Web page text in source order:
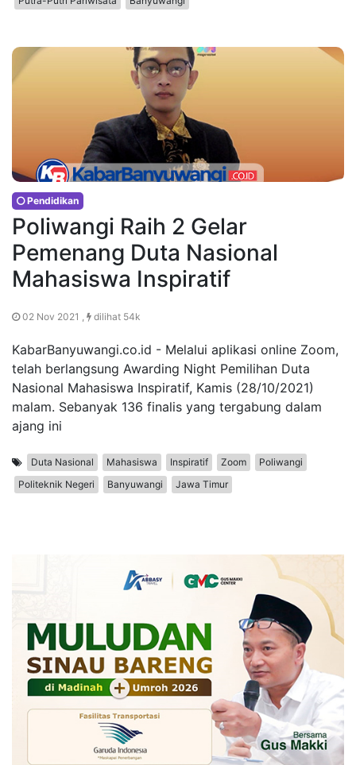
Pendidikan
Poliwangi Raih 2 Gelar
Pemenang Duta Nasional
Mahasiswa Inspiratif
02 Nov 2021 , dilihat 54k
KabarBanyuwangi.co.id - Melalui aplikasi online Zoom,
telah berlangsung Awarding Night Pemilihan Duta
Nasional Mahasiswa Inspiratif, Kamis (28/10/2021)
malam. Sebanyak 136 finalis yang tergabung dalam
ajang ini
Duta Nasional Mahasiswa Inspiratif Zoom
Poliwangi
Politeknik Negeri
Banyuwangi Jawa Timur